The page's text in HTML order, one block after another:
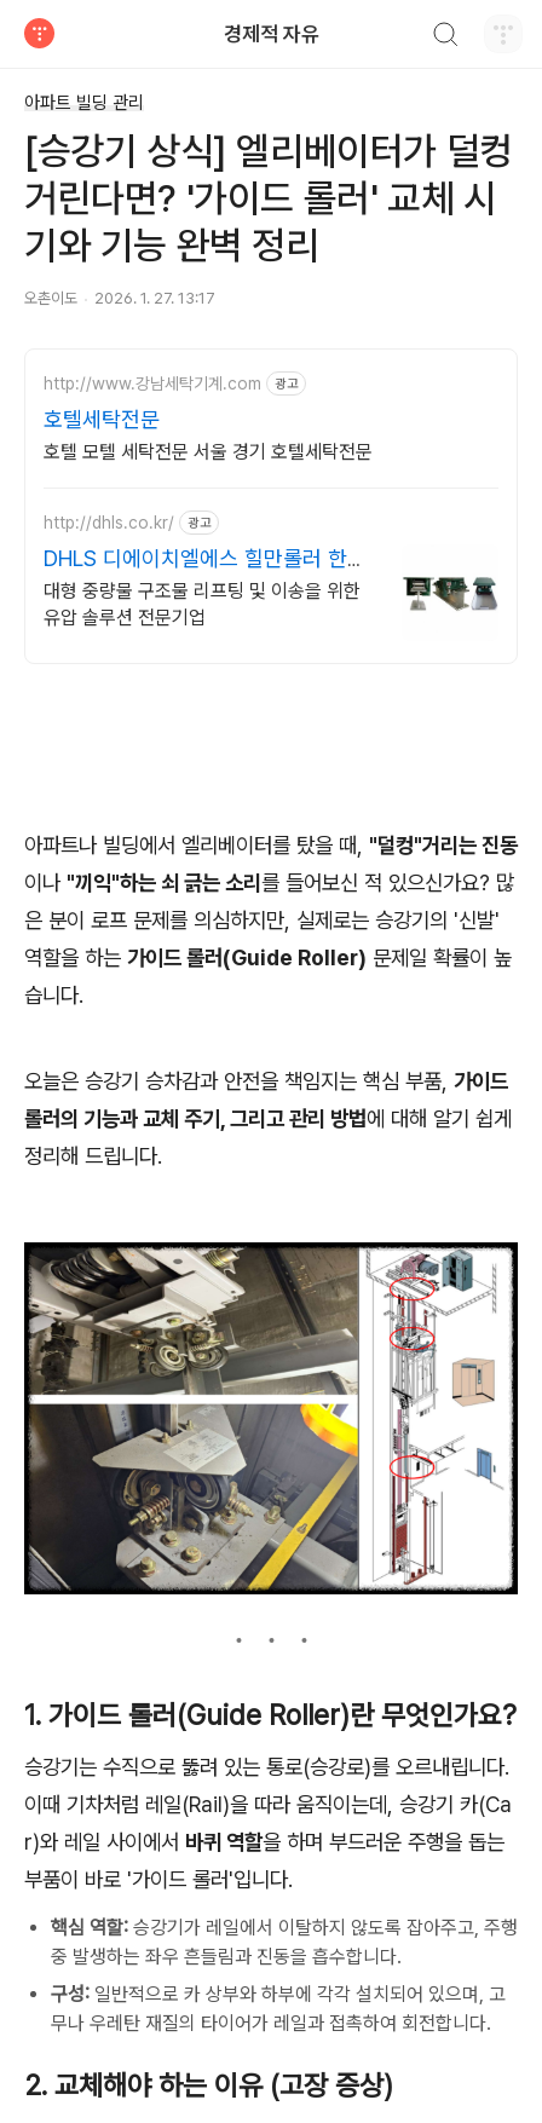
경제적 자유
아파트 빌딩 관리
[승강기 상식] 엘리베이터가 덜컹
거린다면? '가이드 롤러' 교체 시
기와 기능 완벽 정리
오촌이도 2026. 1. 27. 13:17
http://www.강남세탁기계.com 광고
호텔세탁전문
호텔 모텔 세탁전문 서울 경기 호텔세탁전문
http://dhls.co.kr/ 광고
DHLS 디에이치엘에스 힐만롤러 한국
대리점
대형 중량물 구조물 리프팅 및 이송을 위한
유압 솔루션 전문기업
아파트나 빌딩에서 엘리베이터를 탔을 때, "덜컹"거리는 진동
이나 "끼익"하는 쇠 긁는 소리 를 들어보신 적 있으신가요? 많
은 분이 로프 문제를 의심하지만, 실제로는 승강기의 '신발'
역할을 하는 가이드 롤러(Guide Roller) 문제일 확률이 높
습니다.
오늘은 승강기 승차감과 안전을 책임지는 핵심 부품, 가이드
롤러의 기능과 교체 주기, 그리고 관리 방법에 대해 알기 쉽게
정리해 드립니다.
1. 가이드 롤러(Guide Roller)란 무엇인가요?
승강기는 수직으로 뚫려 있는 통로(승강로)를 오르내립니다.
이때 기차처럼 레일(Rail)을 따라 움직이는데, 승강기 카(Ca
r)와 레일 사이에서 바퀴 역할을 하며 부드러운 주행을 돕는
부품이 바로 '가이드 롤러'입니다.
핵심 역할: 승강기가 레일에서 이탈하지 않도록 잡아주고, 주행
중 발생하는 좌우 흔들림과 진동을 흡수합니다.
구성: 일반적으로 카 상부와 하부에 각각 설치되어 있으며, 고
무나 우레탄 재질의 타이어가 레일과 접촉하여 회전합니다.
2. 교체해야 하는 이유 (고장 증상)